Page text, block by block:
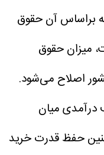
براساس آن حقوق
میزان حقوق
اصلاح می‌شود.
میان
حفظ قدرت خرید